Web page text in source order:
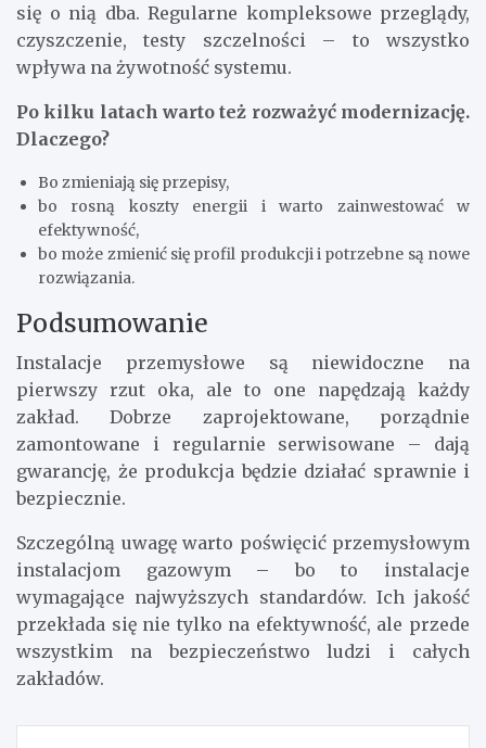
się o nią dba. Regularne kompleksowe przeglądy,
czyszczenie, testy szczelności – to wszystko
wpływa na żywotność systemu.
Po kilku latach warto też rozważyć modernizację.
Dlaczego?
Bo zmieniają się przepisy,
bo rosną koszty energii i warto zainwestować w
efektywność,
bo może zmienić się profil produkcji i potrzebne są nowe
rozwiązania.
Podsumowanie
Instalacje przemysłowe są niewidoczne na
pierwszy rzut oka, ale to one napędzają każdy
zakład. Dobrze zaprojektowane, porządnie
zamontowane i regularnie serwisowane – dają
gwarancję, że produkcja będzie działać sprawnie i
bezpiecznie.
Szczególną uwagę warto poświęcić przemysłowym
instalacjom gazowym – bo to instalacje
wymagające najwyższych standardów. Ich jakość
przekłada się nie tylko na efektywność, ale przede
wszystkim na bezpieczeństwo ludzi i całych
zakładów.